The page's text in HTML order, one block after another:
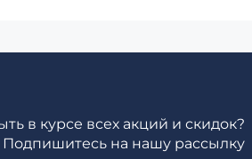
в курсе всех акций и скидок?
Подпишитесь на нашу рассылку